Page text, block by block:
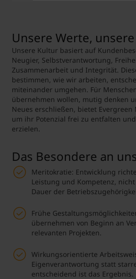
ihren Online-Umsatz zu
Expertise mit einem tiefen
individuellen Bedürfnisse
streben dabei stets nach
unserer Mission, die digitale
und gemeinsam die digitalen
zu bauen!
Sommerjobs
Werkvertragstätigkeiten
Abschlussarbeiten
Einstiegsjobs
MCI Career Portal *
Mumseumstraße 1, 6020
Unsere Werte,
Unsere Kultur basiert auf
Neugier, Selbstverantwortung,
Zusammenarbeit und Integrität.
bestimmen, wie wir arbeiten,
miteinander umgehen. Für
übernehmen wollen, mutig denken
Neues erschließen, bietet
um ihr Potenzial frei zu entfalten
erzielen.
Das Besondere an uns
Meritokratie: Entwicklung
Leistung und Kompetenz,
Dauer der
Frühe
übernehmen von Beginn an
relevanten Projekten.
Wirkungsorientierte
Eigenverantwortung statt
entscheidend ist das Ergebnis.